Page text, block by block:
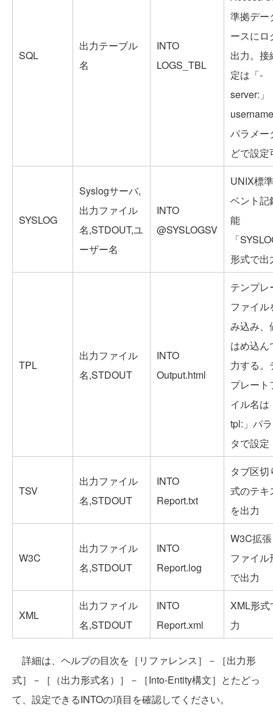
SQL
出力テーブル
名
INTO
LOGS_TBL
準拠デー
ースにロ
出力。接
定は「-
server:」
パラメー
どで設定
SYSLOG
Syslogサーバ,
出力ファイル
名,STDOUT,ユ
ーザー名
INTO
@SYSLOGSV
UNIX標
ベント記
能
「
形式で出
TPL
出力ファイル
名,STDOUT
INTO
Output.html
テンプレ
ファイル
み込み、
はめ込ん
力する。
プレート
イル名は
tpl:」パ
タで設定
TSV
出力ファイル
名,STDOUT
INTO
Report.txt
タブ区切
式のテキ
を出力
W3C
出力ファイル
名,STDOUT
INTO
Report.log
W3C拡
ファイル
で出力
XML
出力ファイル
名,STDOUT
INTO
Report.xml
XML形式
力
詳細は、ヘルプの目次を［リファレンス］－［出力形
式］－［（出力形式名）］－［Into-Entity構文］とたどっ
て、設定できるINTOの項目を確認してください。